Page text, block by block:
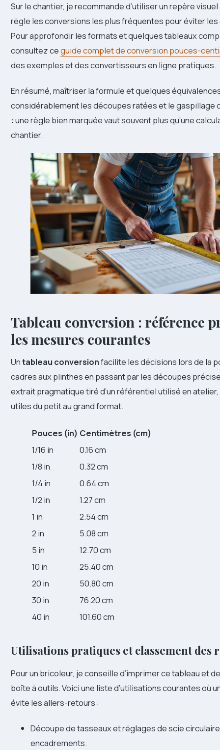
Sur le chantier, je recommande d’utiliser un repère
règle les conversions les plus fréquentes pour éviter
Pour approfondir les formats et quelques tableaux
consultez ceguide complet de conversion pouces-
des exemples et des convertisseurs en ligne pratiques.
En résumé, maîtriser la formule et quelques
considérablement les découpes ratées et le gaspillage
: une règle bien marquée vaut souvent plus qu’une
chantier.
Tableau conversion : référence
les mesures courantes
Untableau conversionfacilite les décisions lors de la
cadres aux plinthes en passant par les découpes
extrait pragmatique tiré d’un référentiel utilisé en
utiles du petit au grand format.
Pouces (in) Centimètres (cm)
1/16 in
0.16 cm
1/8 in
0.32 cm
1/4 in
0.64 cm
1/2 in
1.27 cm
1 in
2.54 cm
2 in
5.08 cm
5 in
12.70 cm
10 in
25.40 cm
20 in
50.80 cm
30 in
76.20 cm
40 in
101.60 cm
Utilisations pratiques et classement des
Pour un bricoleur, je conseille d’imprimer ce tableau et
boîte à outils. Voici une liste d’utilisations courantes où
évite les allers-retours :
Découpe de tasseaux et réglages de scie
encadrements.